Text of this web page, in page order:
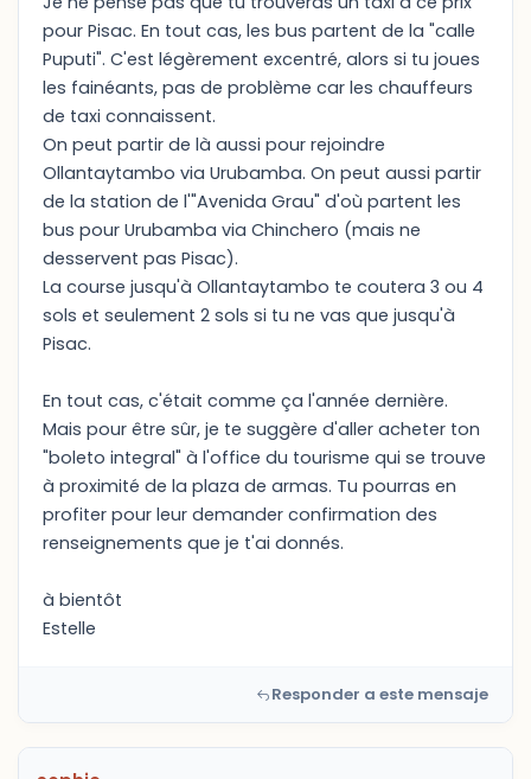
pour Pisac. En tout cas, les bus partent de la "calle
Puputi". C'est légèrement excentré, alors si tu joues
les fainéants, pas de problème car les chauffeurs
de taxi connaissent.
On peut partir de là aussi pour rejoindre
Ollantaytambo via Urubamba. On peut aussi partir
de la station de l'"Avenida Grau" d'où partent les
bus pour Urubamba via Chinchero (mais ne
desservent pas Pisac).
La course jusqu'à Ollantaytambo te coutera 3 ou 4
sols et seulement 2 sols si tu ne vas que jusqu'à
Pisac.
En tout cas, c'était comme ça l'année dernière.
Mais pour être sûr, je te suggère d'aller acheter ton
"boleto integral" à l'office du tourisme qui se trouve
à proximité de la plaza de armas. Tu pourras en
profiter pour leur demander confirmation des
renseignements que je t'ai donnés.
à bientôt
Estelle
Responder a este mensaje